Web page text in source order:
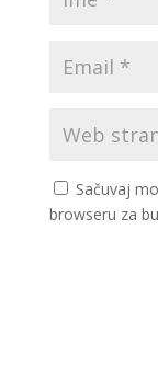
Sačuvaj
browseru za